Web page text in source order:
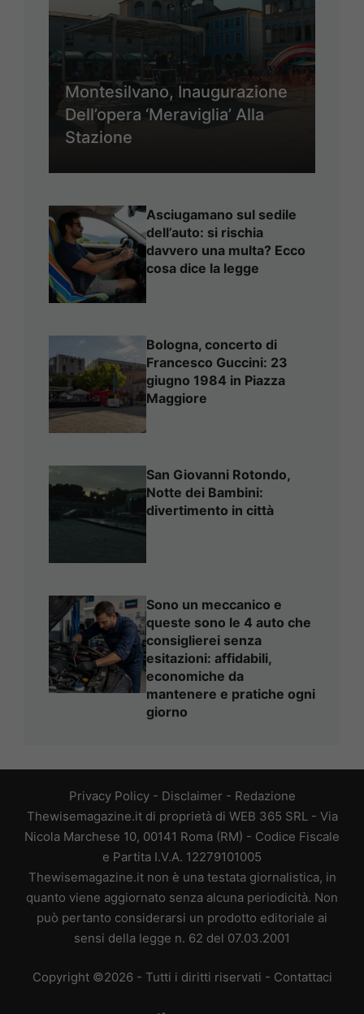
Montesilvano, Inaugurazione
Dell’opera ‘Meraviglia’ Alla
Stazione
Asciugamano sul sedile
dell’auto: si rischia
davvero una multa? Ecco
cosa dice la legge
Bologna, concerto di
Francesco Guccini: 23
giugno 1984 in Piazza
Maggiore
San Giovanni Rotondo,
Notte dei Bambini:
divertimento in città
Sono un meccanico e
queste sono le 4 auto che
consiglierei senza
esitazioni: affidabili,
economiche da
mantenere e pratiche ogni
giorno
Privacy Policy- Disclaimer - Redazione
Thewisemagazine.it di proprietà di WEB 365 SRL - Via
Nicola Marchese 10, 00141 Roma (RM) - Codice Fiscale
e Partita I.V.A. 12279101005
Thewisemagazine.it non è una testata giornalistica, in
quanto viene aggiornato senza alcuna periodicità. Non
può pertanto considerarsi un prodotto editoriale ai
sensi della legge n. 62 del 07.03.2001
Copyright ©2026 - Tutti i diritti riservati - Contattaci